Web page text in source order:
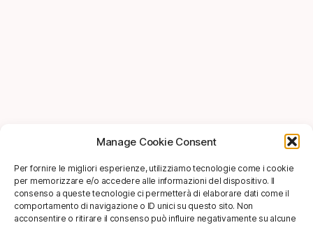
Manage Cookie Consent
Per fornire le migliori esperienze, utilizziamo tecnologie come i cookie
per memorizzare e/o accedere alle informazioni del dispositivo. Il
consenso a queste tecnologie ci permetterà di elaborare dati come il
comportamento di navigazione o ID unici su questo sito. Non
acconsentire o ritirare il consenso può influire negativamente su alcune